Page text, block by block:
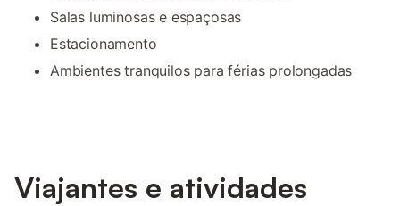
Salas luminosas e espaçosas
Estacionamento
Ambientes tranquilos para férias prolongadas
Viajantes e atividades